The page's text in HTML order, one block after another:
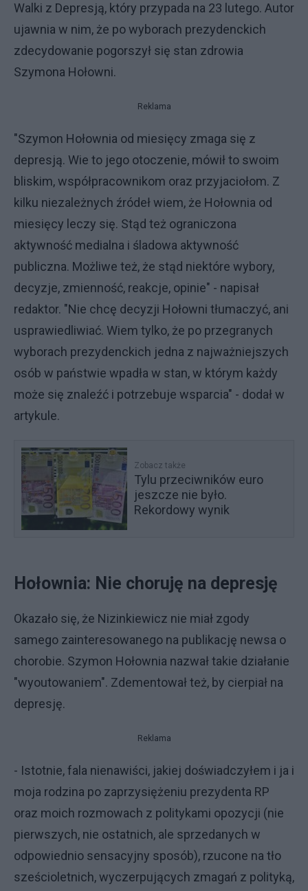
Walki z Depresją, który przypada na 23 lutego. Autor
ujawnia w nim, że po wyborach prezydenckich
zdecydowanie pogorszył się stan zdrowia
Szymona Hołowni.
Reklama
"Szymon Hołownia od miesięcy zmaga się z
depresją. Wie to jego otoczenie, mówił to swoim
bliskim, współpracownikom oraz przyjaciołom. Z
kilku niezależnych źródeł wiem, że Hołownia od
miesięcy leczy się. Stąd też ograniczona
aktywność medialna i śladowa aktywność
publiczna. Możliwe też, że stąd niektóre wybory,
decyzje, zmienność, reakcje, opinie" - napisał
redaktor. "Nie chcę decyzji Hołowni tłumaczyć, ani
usprawiedliwiać. Wiem tylko, że po przegranych
wyborach prezydenckich jedna z najważniejszych
osób w państwie wpadła w stan, w którym każdy
może się znaleźć i potrzebuje wsparcia" - dodał w
artykule.
Zobacz także
Tylu przeciwników euro
jeszcze nie było.
Rekordowy wynik
Hołownia: Nie choruję na depresję
Okazało się, że Nizinkiewicz nie miał zgody
samego zainteresowanego na publikację newsa o
chorobie. Szymon Hołownia nazwał takie działanie
"wyoutowaniem". Zdementował też, by cierpiał na
depresję.
Reklama
- Istotnie, fala nienawiści, jakiej doświadczyłem i ja i
moja rodzina po zaprzysiężeniu prezydenta RP
oraz moich rozmowach z politykami opozycji (nie
pierwszych, nie ostatnich, ale sprzedanych w
odpowiednio sensacyjny sposób), rzucone na tło
sześcioletnich, wyczerpujących zmagań z polityką,